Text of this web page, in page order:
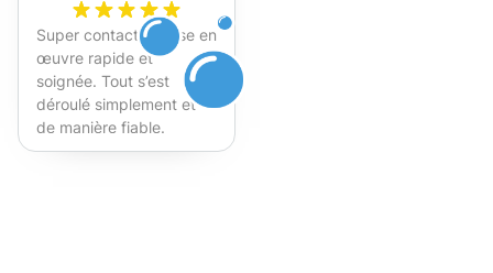
Super contact et mise en
œuvre rapide et
soignée. Tout s’est
déroulé simplement et
de manière fiable.
Fortement recommandé !